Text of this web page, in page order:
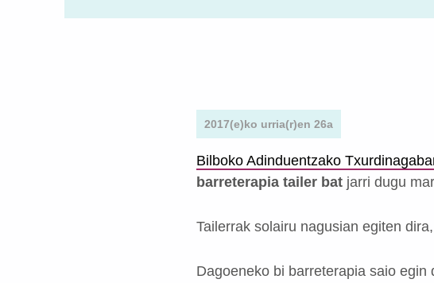
2017(e)ko urria(r)en 26a
Bilboko Adinduentzako
barreterapia tailer bat jarri dugu
Tailerrak solairu nagusian egiten
Dagoeneko bi barreterapia saio